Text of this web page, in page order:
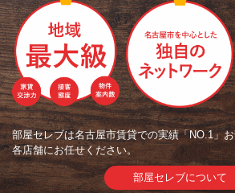
部屋セレブは名古屋市賃貸での実績「NO.1」
各店舗にお任せください。
部屋セレブについて